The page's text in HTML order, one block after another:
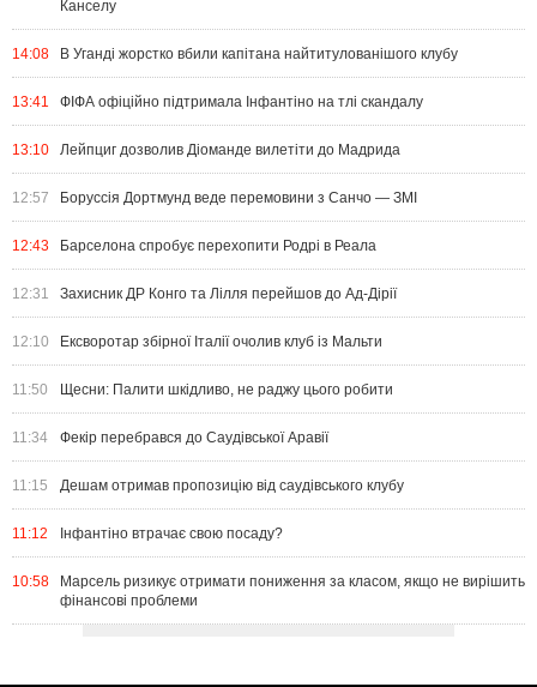
Канселу
14:08 В Уганді жорстко вбили капітана найтитулованішого клубу
13:41 ФІФА офіційно підтримала Інфантіно на тлі скандалу
13:10 Лейпциг дозволив Діоманде вилетіти до Мадрида
12:57 Боруссія Дортмунд веде перемовини з Санчо — ЗМІ
12:43 Барселона спробує перехопити Родрі в Реала
12:31 Захисник ДР Конго та Лілля перейшов до Ад-Дірії
12:10 Ексворотар збірної Італії очолив клуб із Мальти
11:50 Щесни: Палити шкідливо, не раджу цього робити
11:34 Фекір перебрався до Саудівської Аравії
11:15 Дешам отримав пропозицію від саудівського клубу
11:12 Інфантіно втрачає свою посаду?
10:58
Марсель ризикує отримати пониження за класом, якщо не вирішить
фінансові проблеми